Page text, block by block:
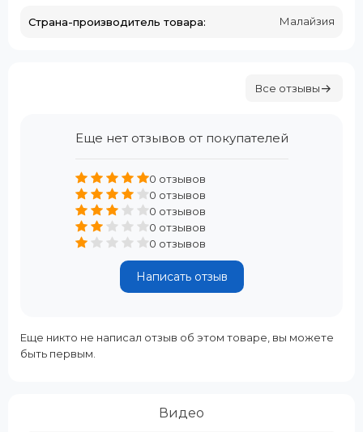
Страна-производитель товара: Малайзия
Все отзывы
Еще нет отзывов от покупателей
0 отзывов
0 отзывов
0 отзывов
0 отзывов
0 отзывов
Написать отзыв
Еще никто не написал отзыв об этом товаре, вы можете
быть первым.
Видео